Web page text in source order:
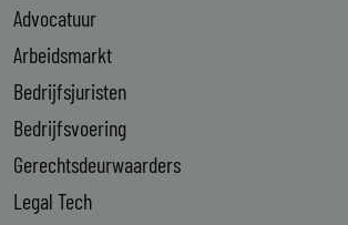
Advocatuur
Arbeidsmarkt
Bedrijfsjuristen
Bedrijfsvoering
Gerechtsdeurwaarders
Legal Tech